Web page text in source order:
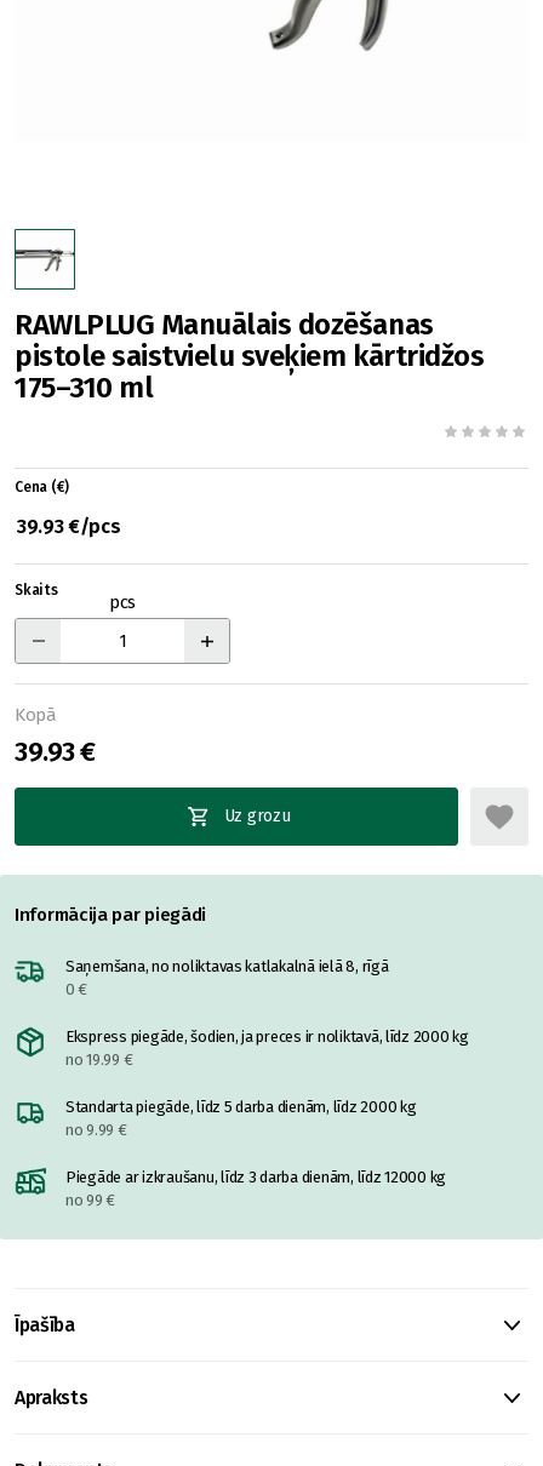
RAWLPLUG Manuālais dozēšanas
pistole saistvielu sveķiem kārtridžos
175–310 ml
Cena (€)
39.93 €/pcs
Skaits
pcs
Kopā
39.93 €
Uz grozu
Informācija par piegādi
Saņemšana, no noliktavas katlakalnā ielā 8, rīgā
0 €
Ekspress piegāde, šodien, ja preces ir noliktavā, līdz 2000 kg
no 19.99 €
Standarta piegāde, līdz 5 darba dienām, līdz 2000 kg
no 9.99 €
Piegāde ar izkraušanu, līdz 3 darba dienām, līdz 12000 kg
no 99 €
Īpašība
Apraksts